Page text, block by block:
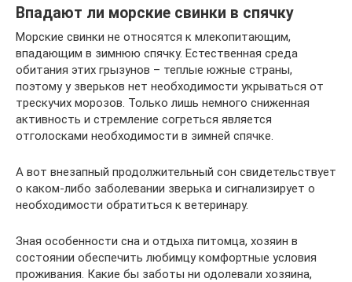
Впадают ли морские свинки в спячку
Морские свинки не относятся к млекопитающим,
впадающим в зимнюю спячку. Естественная среда
обитания этих грызунов – теплые южные страны,
поэтому у зверьков нет необходимости укрываться от
трескучих морозов. Только лишь немного сниженная
активность и стремление согреться является
отголосками необходимости в зимней спячке.
А вот внезапный продолжительный сон свидетельствует
о каком-либо заболевании зверька и сигнализирует о
необходимости обратиться к ветеринару.
Зная особенности сна и отдыха питомца, хозяин в
состоянии обеспечить любимцу комфортные условия
проживания. Какие бы заботы ни одолевали хозяина,